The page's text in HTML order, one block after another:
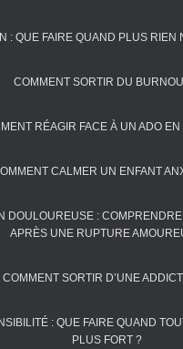
: QUE FAIRE QUAND PLUS RIEN
COMMENT SORTIR DU
RÉAGIR FACE À UN ADO
CALMER UN ENFANT
DOULOUREUSE :
APRÈS UNE RUPTURE
COMMENT SORTIR D’UNE
: QUE FAIRE QUAND
PLUS FORT ?